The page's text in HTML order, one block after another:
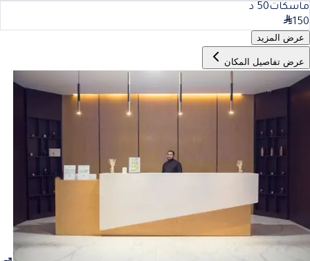
ماسكات50 د
150
عرض المزيد
عرض تفاصيل المكان